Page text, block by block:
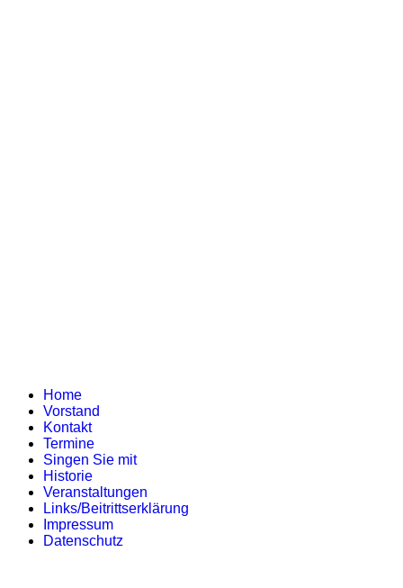
Home
Vorstand
Kontakt
Termine
Singen Sie mit
Historie
Veranstaltungen
Links/Beitrittserklärung
Impressum
Datenschutz